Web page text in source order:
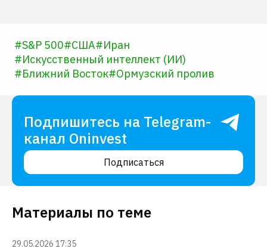
#S&P 500#США#Иран
#Искусственный интеллект (ИИ)
#Ближний Восток#Ормузский пролив
Подпишитесь на Telegram-
канал Oninvest
Подписаться
Материалы по теме
29.05.2026 17:35